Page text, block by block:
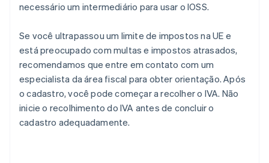
necessário um intermediário para usar o IOSS.
Se você ultrapassou um limite de impostos na UE e
está preocupado com multas e impostos atrasados,
recomendamos que entre em contato com um
especialista da área fiscal para obter orientação. Após
o cadastro, você pode começar a recolher o IVA. Não
inicie o recolhimento do IVA antes de concluir o
cadastro adequadamente.